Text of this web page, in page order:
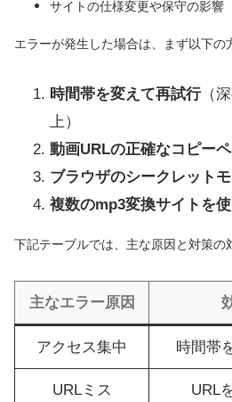
サイトの仕様変更や保守の影響
エラーが発生した場合は、まず以下の
時間帯を変えて再試行（
上）
動画URLの正確なコピー
ブラウザのシークレット
複数のmp3変換サイトを
下記テーブルでは、主な原因と対策の
主なエラー原因
アクセス集中 時間帯
URLミス URL